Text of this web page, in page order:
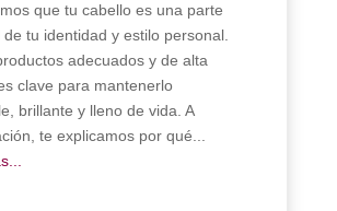
que tu cabello es una parte
de tu identidad y estilo personal.
adecuados y de alta
clave para mantenerlo
brillante y lleno de vida. A
te explicamos por qué...